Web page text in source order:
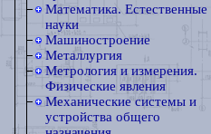
Математика. Естественные
науки
Машиностроение
Металлургия
Метрология и измерения.
Физические явления
Механические системы и
устройства общего